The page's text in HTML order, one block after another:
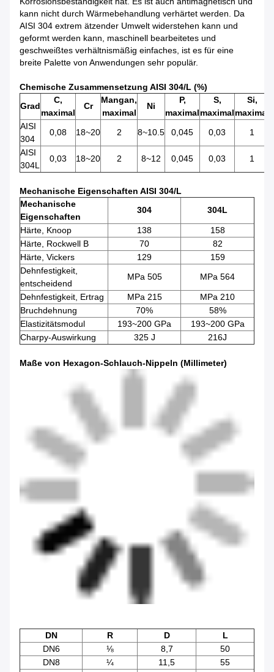
kann nicht durch Wärmebehandlung verhärtet werden. Da
AISI 304 extrem ätzender Umwelt widerstehen kann und
geformt werden kann, maschinell bearbeitetes und
geschweißtes verhältnismäßig einfaches, ist es für eine
breite Palette von Anwendungen sehr populär.
Chemische Zusammensetzung AISI 304/L (%)
Grad
C,
maximal
Cr
Mangan,
maximal
Ni
P,
maximal
S,
maximal
Si,
maximal
AISI
304
0,08 18~20 2 8~10.5 0,045 0,03 1
AISI
304L
0,03 18~20 2 8~12 0,045 0,03 1
Mechanische Eigenschaften AISI 304/L
Mechanische
Eigenschaften
304 304L
Härte, Knoop 138
158
Härte, Rockwell B
70
82
Härte, Vickers
129
159
Dehnfestigkeit,
entscheidend
MPa 505 MPa 564
Dehnfestigkeit, Ertrag MPa 215
MPa 210
Bruchdehnung
70%
58%
Elastizitätsmodul
193~200 GPa
193~200 GPa
Charpy-Auswirkung
325 J 216J
Maße von Hexagon-Schlauch-Nippeln (Millimeter)
DN R D
L
DN6
⅛ 8,7
50
DN8
¼ 11,5
55